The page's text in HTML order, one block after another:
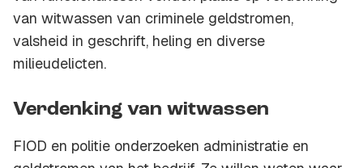
van witwassen van criminele geldstromen,
valsheid in geschrift, heling en diverse
milieudelicten.
Verdenking van witwassen
FIOD en politie onderzoeken administratie en